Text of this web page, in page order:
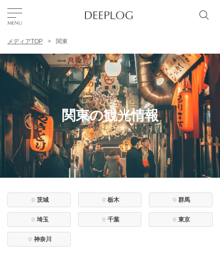
TOP
エリア
カテゴリー
日本語
メディアTOP 関東
関東の観光情報
茨城 栃木 群馬
埼玉 千葉 東京
神奈川